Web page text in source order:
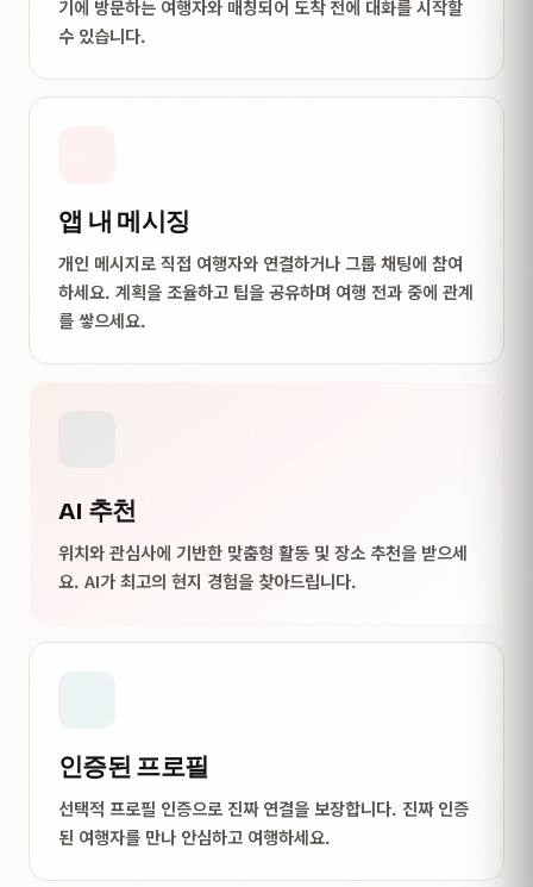
기에 방문하는 여행자와 매칭되어 도착 전에 대화를 시작할
수 있습니다.
앱 내 메시징
개인 메시지로 직접 여행자와 연결하거나 그룹 채팅에 참여
하세요. 계획을 조율하고 팁을 공유하며 여행 전과 중에 관계
를 쌓으세요.
AI 추천
위치와 관심사에 기반한 맞춤형 활동 및 장소 추천을 받으세
요. AI가 최고의 현지 경험을 찾아드립니다.
인증된 프로필
선택적 프로필 인증으로 진짜 연결을 보장합니다. 진짜 인증
된 여행자를 만나 안심하고 여행하세요.